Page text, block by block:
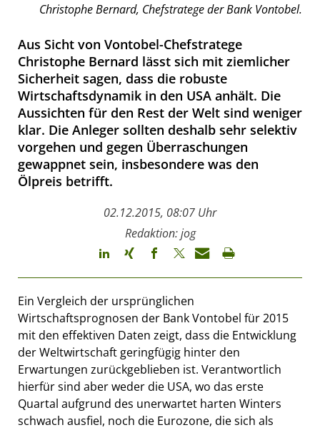
Christophe Bernard, Chefstratege der Bank Vontobel.
Aus Sicht von Vontobel-Chefstratege
Christophe Bernard lässt sich mit ziemlicher
Sicherheit sagen, dass die robuste
Wirtschaftsdynamik in den USA anhält. Die
Aussichten für den Rest der Welt sind weniger
klar. Die Anleger sollten deshalb sehr selektiv
vorgehen und gegen Überraschungen
gewappnet sein, insbesondere was den
Ölpreis betrifft.
02.12.2015, 08:07 Uhr
Redaktion: jog
Ein Vergleich der ursprünglichen
Wirtschaftsprognosen der Bank Vontobel für 2015
mit den effektiven Daten zeigt, dass die Entwicklung
der Weltwirtschaft geringfügig hinter den
Erwartungen zurückgeblieben ist. Verantwortlich
hierfür sind aber weder die USA, wo das erste
Quartal aufgrund des unerwartet harten Winters
schwach ausfiel, noch die Eurozone, die sich als